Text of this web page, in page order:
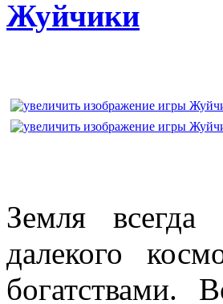
Жуйчики
Земля всегда
далекого
богатствами.